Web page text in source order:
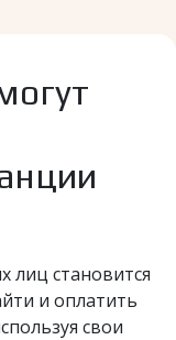
лиц становится
и оплатить
свои